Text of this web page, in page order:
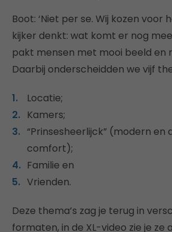
Boot: ‘Niet per se. Wij kozen voor
kijker denkt: wat komt er nog
pakt mensen met mooi beeld en
Daarbij onderscheidden we vijf
Locatie;
Kamers;
“Prinsesheerlijck” (modern en
comfort);
Familie en
Vrienden.
Deze thema’s zag je terug in
formaten, in de XL-video zie je ze